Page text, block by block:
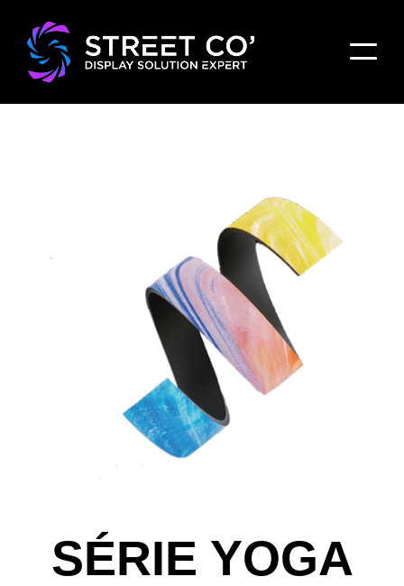
SÉRIE YOGA